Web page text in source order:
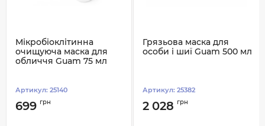
Мікробіоклітинна
очищуюча маска для
обличчя Guam 75 мл
Артикул: 25140
699 грн
Грязьова маска для
особи і шиї Guam 500 мл
Артикул: 25382
2 028 грн